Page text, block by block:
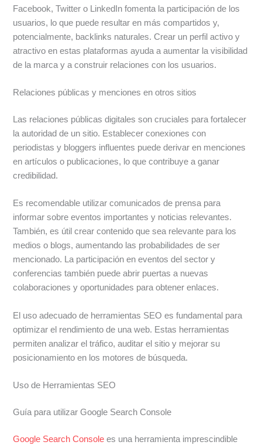
Facebook, Twitter o LinkedIn fomenta la participación de los
usuarios, lo que puede resultar en más compartidos y,
potencialmente, backlinks naturales. Crear un perfil activo y
atractivo en estas plataformas ayuda a aumentar la visibilidad
de la marca y a construir relaciones con los usuarios.
Relaciones públicas y menciones en otros sitios
Las relaciones públicas digitales son cruciales para fortalecer
la autoridad de un sitio. Establecer conexiones con
periodistas y bloggers influentes puede derivar en menciones
en artículos o publicaciones, lo que contribuye a ganar
credibilidad.
Es recomendable utilizar comunicados de prensa para
informar sobre eventos importantes y noticias relevantes.
También, es útil crear contenido que sea relevante para los
medios o blogs, aumentando las probabilidades de ser
mencionado. La participación en eventos del sector y
conferencias también puede abrir puertas a nuevas
colaboraciones y oportunidades para obtener enlaces.
El uso adecuado de herramientas SEO es fundamental para
optimizar el rendimiento de una web. Estas herramientas
permiten analizar el tráfico, auditar el sitio y mejorar su
posicionamiento en los motores de búsqueda.
Uso de Herramientas SEO
Guía para utilizar Google Search Console
Google Search Console es una herramienta imprescindible